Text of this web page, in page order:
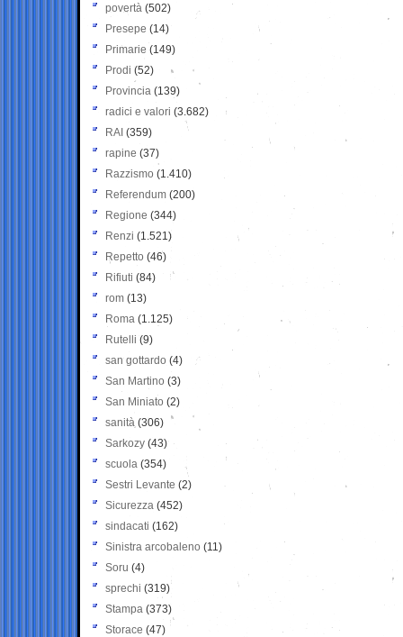
povertà (502)
Presepe (14)
Primarie (149)
Prodi (52)
Provincia (139)
radici e valori (3.682)
RAI (359)
rapine (37)
Razzismo (1.410)
Referendum (200)
Regione (344)
Renzi (1.521)
Repetto (46)
Rifiuti (84)
rom (13)
Roma (1.125)
Rutelli (9)
san gottardo (4)
San Martino (3)
San Miniato (2)
sanità (306)
Sarkozy (43)
scuola (354)
Sestri Levante (2)
Sicurezza (452)
sindacati (162)
Sinistra arcobaleno (11)
Soru (4)
sprechi (319)
Stampa (373)
Storace (47)